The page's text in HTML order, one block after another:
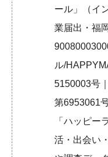
ール」（イ
業届出・福
ル/
5150003号
第6953061
「ハッピー
活・出会い